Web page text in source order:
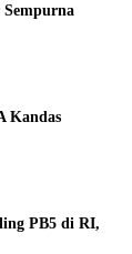
Kandas
PB5 di RI,